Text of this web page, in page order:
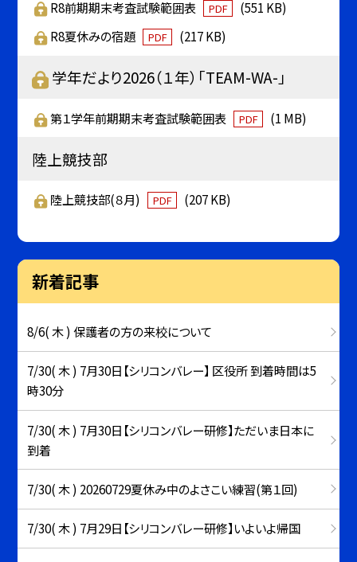
R8前期期末考査試験範囲表 PDF
(551 KB)
R8夏休みの宿題
PDF (217 KB)
学年だより2026（１年）「TEAM-WA-」
第１学年前期期末考査試験範囲表 PDF (1 MB)
陸上競技部
陸上競技部(８月) PDF (207 KB)
新着記事
8/6( 木 ) 保護者の方の来校について
7/30( 木 ) 7月30日【シリコンバレー】 区役所 到着時間は5
時30分
7/30( 木 ) 7月30日【シリコンバレー研修】ただいま日本に
到着
7/30( 木 ) 20260729夏休み中のよさこい練習(第１回)
7/30( 木 ) 7月29日【シリコンバレー研修】いよいよ帰国